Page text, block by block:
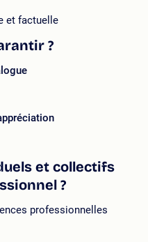
et factuelle
?
et collectifs
?
professionnelles